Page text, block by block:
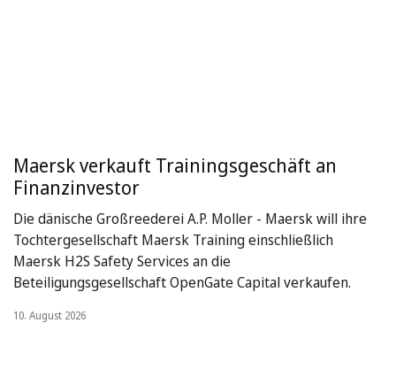
Maersk verkauft Trainingsgeschäft an
Finanzinvestor
Die dänische Großreederei A.P. Moller - Maersk will ihre
Tochtergesellschaft Maersk Training einschließlich
Maersk H2S Safety Services an die
Beteiligungsgesellschaft OpenGate Capital verkaufen.
10. August 2026